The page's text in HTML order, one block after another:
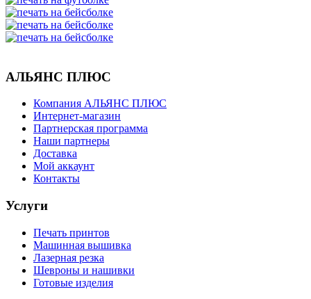
АЛЬЯНС ПЛЮС
Компания АЛЬЯНС ПЛЮС
Интернет-магазин
Партнерская программа
Наши партнеры
Доставка
Мой аккаунт
Контакты
Услуги
Печать принтов
Машинная вышивка
Лазерная резка
Шевроны и нашивки
Готовые изделия